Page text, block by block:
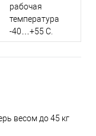
рабочая
температура
-40…+55 С.
весом до 45 кг